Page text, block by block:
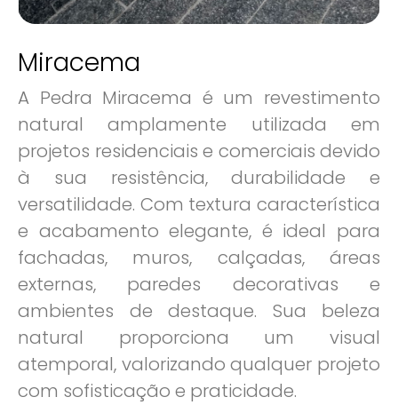
Miracema
A Pedra Miracema é um revestimento
natural amplamente utilizada em
projetos residenciais e comerciais devido
à sua resistência, durabilidade e
versatilidade. Com textura característica
e acabamento elegante, é ideal para
fachadas, muros, calçadas, áreas
externas, paredes decorativas e
ambientes de destaque. Sua beleza
natural proporciona um visual
atemporal, valorizando qualquer projeto
com sofisticação e praticidade.